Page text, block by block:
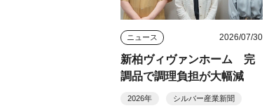
ニュース 2026/07/30
新柏ヴィヴァンホーム 完
調品で調理負担が大幅減
2026年 シルバー産業新聞